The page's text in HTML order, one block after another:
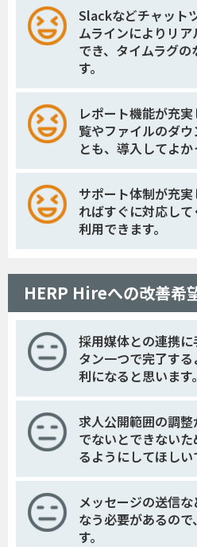
Slackなどチャット
ムラインによりリ
でき、タイムラグ
す。
レポート機能が充
覧やファイルのダ
とも、導入してよか
サポート体制が充
ればすぐに対応し
利用できます。
HERP Hireへの改善希
採用媒体との連携
タン一つで完了す
利になると思います。
求人公開範囲の調
でないとできない
るようにしてほしい
メッセージの送信
なう必要があるの
す。